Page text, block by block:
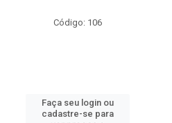
Código: 106
Faça seu login ou
cadastre-se para